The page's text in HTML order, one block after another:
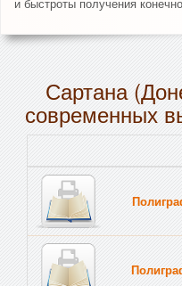
Сартана
современных